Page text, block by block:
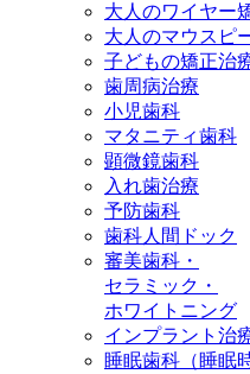
大人のワイヤー
大人のマウスピ
子どもの矯正治
歯周病治療
小児歯科
マタニティ歯科
顕微鏡歯科
入れ歯治療
予防歯科
歯科人間ドック
審美歯科・
セラミック・
ホワイトニング
インプラント治
睡眠歯科（睡眠